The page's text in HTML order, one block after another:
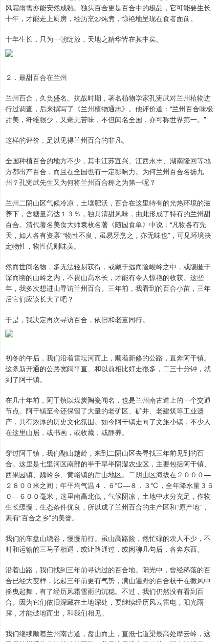
风霜雨雪亦能安然成熟。独头百合更是百合中的极品，它可能要生长
十年，才能走上厨房，经历烹炒炖煮，惊艳地呈现在食者面前。
十年生长，只为一朝绽放，天地之精华皆在其中矣。
２．最甜百合在兰州
兰州百合，久负盛名。抗战时期，著名植物学家孔宪武对兰州植物进
行过调查，后来撰写了《兰州植物通志》。他评价道：“兰州百合味极
甜美，纤维很少，又毫无苦味，不但闻名全国，亦可称世界第一。”
这样的评价，足以见得兰州百合的非凡。
全国种植百合的地方不少，其中江苏宜兴、江西永丰、湖南隆回等地
方都出产百合，而且在全国也有一定影响力。为何兰州百合名扬九
州？孔宪武先生又为何将兰州百合称之为第一呢？
兰州二阴山区气候冷凉，土壤肥沃，百合在这里特有的光热环境的滋
养下，含糖量高达１３％，独具清甜风味，由此形成了特有的兰州甜
百合。清代著名美食大师袁枚名著《随园食单》中说：“凡物各有先
天，如人各有资禀”“物性不良，虽易牙烹之，亦无味也”，可见环境决
定物性，物性优则味美。
然而世间名物，多无法轻易获得，或藏于远而险峻岭之中，或隐匿于
深而幽的山岭之内，不畏山高水长，才能有令人惊艳的收获。这些
年，我多次想进山寻访兰州百合。三年前，我看到的百合小苗，三年
后它们应该长大了吧？
于是，我决定再次寻访百合，依旧和老董同行。
初冬的午后，我们沿着雷坛河而上，顺着新修的公路，直奔阿干镇。
这条新开通的公路宽阔平直、和以前相比好走很多，二三十分钟，就
到了阿干镇。
在几十年前，阿干镇以煤炭陶瓷闻名，也是兰州南古道上的一个交通
节点。阿干镇至今还保留了大量的老矿区、矿井、老建筑等工业遗
产，具有浓厚的历史文化氛围。如今阿干镇走向了文旅小镇，不少人
在这里山居，或书画，或收藏，或静养。
穿过阿干镇，我们翻山越岭，来到二阴山区去寻找三年前见到的百
合。这里是七里河区南部的半干旱半阴湿农业区，主要包括阿干镇、
西果园镇、魏岭乡、黄峪镇的后山地区。二阴山区海拔在２０００—
２８００米之间；年平均气温４．６℃—８．３℃，全年降水量３５
０—６００毫米，这里南高北低，气候阴凉，土地中水分充足，作物
生长缓慢，生态条件优良，所以成了兰州百合的主产区和“原产地”，
素有“百合之乡”的美誉。
我们的车盘山绕谷，慢慢前行。虽山高路险，然忙碌的农人不少，不
时和运输的三马子相遇，或让路通过，或闲聊几句后，各奔东西。
沿着山路，我们找到三年前寻访过的百合地。阳光中，曾经稀落的百
合已经大变样，比起三年前更有气势，满山遍野的百合枝干在微风中
摇曳起舞，有了经历风霜雪雨的沉稳。不过，我们仍然没有看到百
合。因为它们依旧深藏在土地深处，要继续经历风云雷电，阳光雨
露，才能破地而出，和我们相见。
我们继续顺着兰州南古道，盘山而上，直抵七道梁最高处摩云岭，这